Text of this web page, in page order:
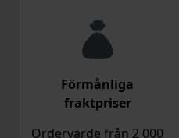
Förmånliga
fraktpriser
Ordervärde från 2 000